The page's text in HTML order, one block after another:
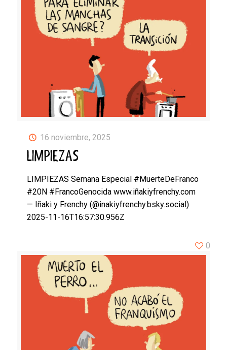
16 noviembre, 2025
LIMPIEZAS
LIMPIEZAS Semana Especial #MuerteDeFranco
#20N #FrancoGenocida www.iñakiyfrenchy.com
— Iñaki y Frenchy (@inakiyfrenchy.bsky.social)
2025-11-16T16:57:30.956Z
0